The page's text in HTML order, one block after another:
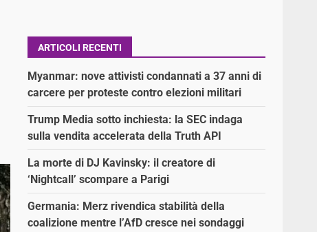
ARTICOLI RECENTI
Myanmar: nove attivisti condannati a 37 anni di
carcere per proteste contro elezioni militari
Trump Media sotto inchiesta: la SEC indaga
sulla vendita accelerata della Truth API
La morte di DJ Kavinsky: il creatore di
‘Nightcall’ scompare a Parigi
Germania: Merz rivendica stabilità della
coalizione mentre l’AfD cresce nei sondaggi